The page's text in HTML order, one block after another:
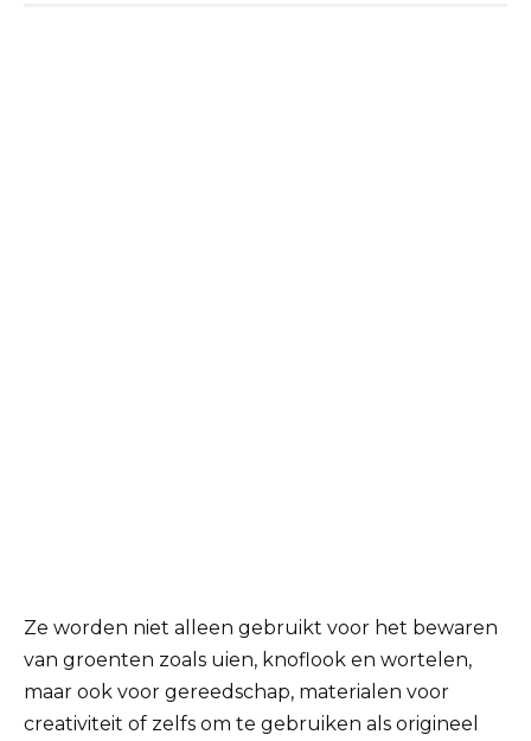
Ze worden niet alleen gebruikt voor het bewaren
van groenten zoals uien, knoflook en wortelen,
maar ook voor gereedschap, materialen voor
creativiteit of zelfs om te gebruiken als origineel